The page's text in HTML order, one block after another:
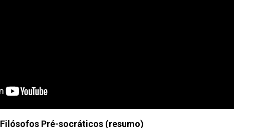
Filósofos Pré-socráticos (resumo)